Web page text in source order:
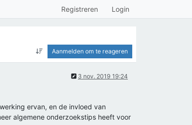
Registreren Login
Aanmelden om te reageren
3 nov. 2019 19:24
ervan, en de invloed van
algemene onderzoekstips heeft voor